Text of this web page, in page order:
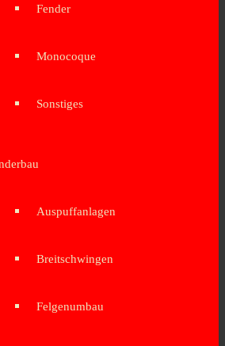
Fender
Monocoque
Sonstiges
Auspuffanlagen
Breitschwingen
Felgenumbau